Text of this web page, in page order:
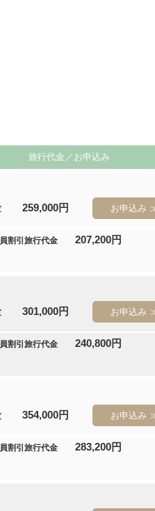
旅行代金／お申込み
259,000円 お申込み
割引旅行代金 207,200円
301,000円 お申込み
割引旅行代金 240,800円
354,000円 お申込み
割引旅行代金 283,200円